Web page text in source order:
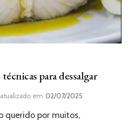
para dessalgar
atualizado em 02/07/2025
querido por muitos,